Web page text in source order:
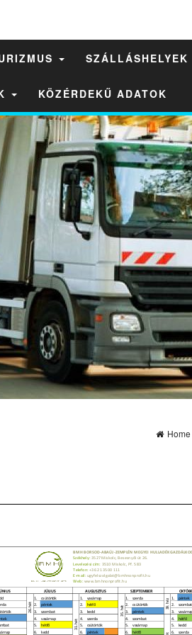
SZÁLLÁSHELYEK
KÖZÉRDEKŰ ADATOK
Home